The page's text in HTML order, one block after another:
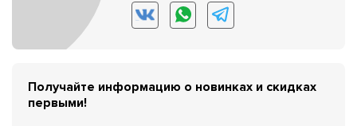
Получайте информацию о новинках и скидках
первыми!